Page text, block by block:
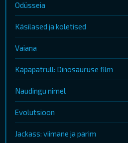
Odüsseia
Käsilased ja koletised
Vaiana
Käpapatrull: Dinosauruse film
Naudingu nimel
Evolutsioon
Jackass: viimane ja parim